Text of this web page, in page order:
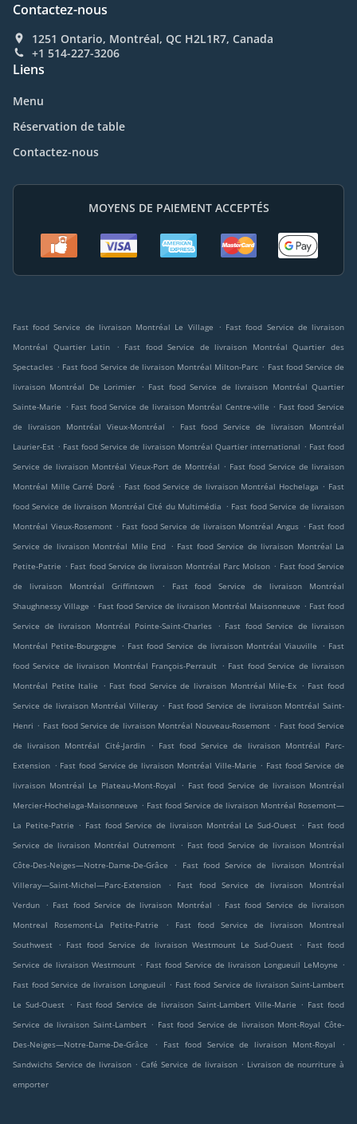
Contactez-nous
1251 Ontario, Montréal, QC H2L1R7, Canada
+1 514-227-3206
Liens
Menu
Réservation de table
Contactez-nous
MOYENS DE PAIEMENT ACCEPTÉS
Fast food Service de livraison Montréal Le Village . Fast food Service de livraison
Montréal Quartier Latin
. Fast food Service de livraison Montréal Quartier des
Spectacles . Fast food Service de livraison Montréal Milton-Parc . Fast food Service de
livraison Montréal De Lorimier
. Fast food Service de livraison Montréal Quartier
Sainte-Marie . Fast food Service de livraison Montréal Centre-ville . Fast food Service
de livraison Montréal Vieux-Montréal
.
Fast food Service de livraison Montréal
Laurier-Est . Fast food Service de livraison Montréal Quartier international . Fast food
Service de livraison Montréal Vieux-Port de Montréal . Fast food Service de livraison
Montréal Mille Carré Doré . Fast food Service de livraison Montréal Hochelaga . Fast
food Service de livraison Montréal Cité du Multimédia . Fast food Service de livraison
Montréal Vieux-Rosemont . Fast food Service de livraison Montréal Angus . Fast food
Service de livraison Montréal Mile End . Fast food Service de livraison Montréal La
Petite-Patrie . Fast food Service de livraison Montréal Parc Molson . Fast food Service
de livraison Montréal Griffintown
.
Fast food Service de livraison Montréal
Shaughnessy Village . Fast food Service de livraison Montréal Maisonneuve . Fast food
Service de livraison Montréal Pointe-Saint-Charles
. Fast food Service de livraison
Montréal Petite-Bourgogne
. Fast food Service de livraison Montréal Viauville . Fast
food Service de livraison Montréal François-Perrault . Fast food Service de livraison
Montréal Petite Italie
. Fast food Service de livraison Montréal Mile-Ex . Fast food
Service de livraison Montréal Villeray . Fast food Service de livraison Montréal Saint-
Henri . Fast food Service de livraison Montréal Nouveau-Rosemont . Fast food Service
de livraison Montréal Cité-Jardin
. Fast food Service de livraison Montréal Parc-
Extension . Fast food Service de livraison Montréal Ville-Marie . Fast food Service de
livraison Montréal Le Plateau-Mont-Royal
. Fast food Service de livraison Montréal
Mercier-Hochelaga-Maisonneuve . Fast food Service de livraison Montréal Rosemont—
La Petite-Patrie . Fast food Service de livraison Montréal Le Sud-Ouest . Fast food
Service de livraison Montréal Outremont . Fast food Service de livraison Montréal
Côte-Des-Neiges—Notre-Dame-De-Grâce
.
Fast food Service de livraison Montréal
Villeray—Saint-Michel—Parc-Extension
.
Fast food Service de livraison Montréal
Verdun
. Fast food Service de livraison Montréal . Fast food Service de livraison
Montreal Rosemont-La Petite-Patrie
.
Fast food Service de livraison Montreal
Southwest
. Fast food Service de livraison Westmount Le Sud-Ouest . Fast food
Service de livraison Westmount . Fast food Service de livraison Longueuil LeMoyne .
Fast food Service de livraison Longueuil . Fast food Service de livraison Saint-Lambert
Le Sud-Ouest . Fast food Service de livraison Saint-Lambert Ville-Marie . Fast food
Service de livraison Saint-Lambert . Fast food Service de livraison Mont-Royal Côte-
Des-Neiges—Notre-Dame-De-Grâce
. Fast food Service de livraison Mont-Royal
.
Sandwichs Service de livraison . Café Service de livraison . Livraison de nourriture à
emporter